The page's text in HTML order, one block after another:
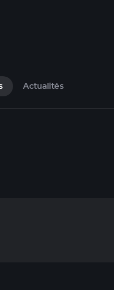
Actualités